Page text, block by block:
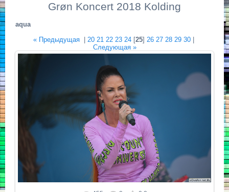
Grøn Koncert 2018 Kolding
aqua
« Предыдущая| 20 21 22 23 24[25] 26 27 28 29 30|
Следующая »